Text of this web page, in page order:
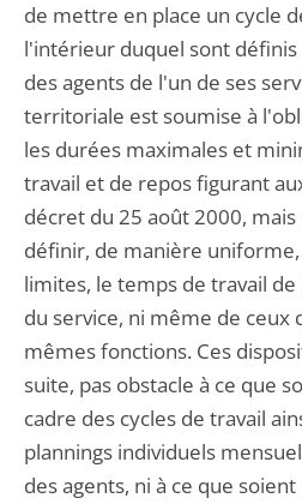
de mettre en place un cycle
l'intérieur duquel sont
des agents de l'un de ses
territoriale est soumise à
les durées maximales et
travail et de repos figurant
décret du 25 août 2000,
définir, de manière
limites, le temps de travail
du service, ni même de ceux
mêmes fonctions. Ces
suite, pas obstacle à ce que
cadre des cycles de travail
plannings individuels
des agents, ni à ce que